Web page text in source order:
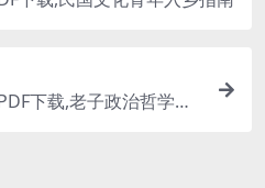
下载,老子政治哲学研